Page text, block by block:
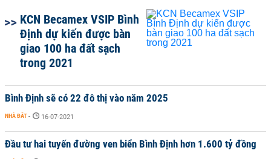
KCN Becamex VSIP Bình
Định dự kiến được bàn
giao 100 ha đất sạch
trong 2021
Bình Định sẽ có 22 đô thị vào năm 2025
NHÀ ĐẤT - 16-07-2021
Đầu tư hai tuyến đường ven biển Bình Định hơn 1.600 tỷ đồng